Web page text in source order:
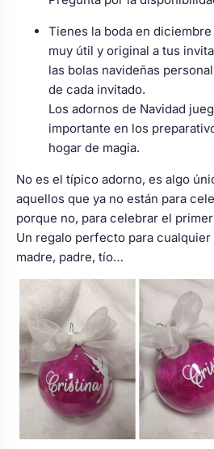
Tienes la boda en
muy útil y original a tus
las bolas navideñas
de cada invitado.
Los adornos de Navidad
importante en los
hogar de magia.
No es el típico adorno, es algo
aquellos que ya no están para
porque no, para celebrar el
Un regalo perfecto para
madre, padre, tío…